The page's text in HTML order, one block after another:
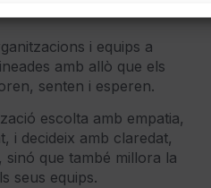
i equips a
amb allò que els
senten i esperen.
escolta amb empatia,
i decideix amb claredat,
sinó que també millora la
seus equips.